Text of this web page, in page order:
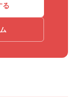
る